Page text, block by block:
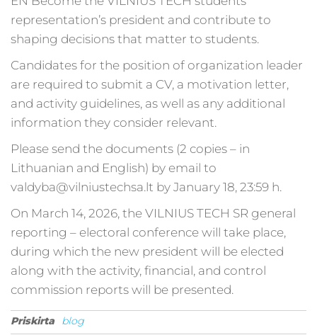
representation’s president and contribute to
shaping decisions that matter to students.
Candidates for the position of organization leader
are required to submit a CV, a motivation letter,
and activity guidelines, as well as any additional
information they consider relevant.
Please send the documents (2 copies – in
Lithuanian and English) by email to
valdyba@vilniustechsa.lt by January 18, 23:59 h.
On March 14, 2026, the VILNIUS TECH SR general
reporting – electoral conference will take place,
during which the new president will be elected
along with the activity, financial, and control
commission reports will be presented.
Priskirta blog